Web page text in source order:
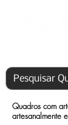
Quadros com
artesanalmente